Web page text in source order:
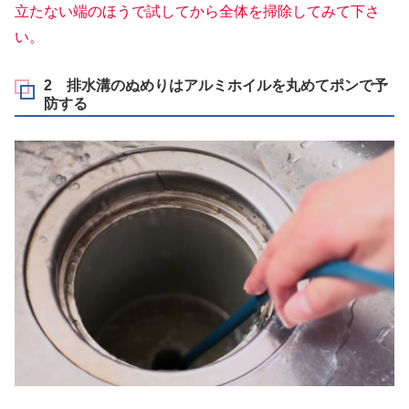
立たない端のほうで試してから全体を掃除してみて下さ
い。
2 排水溝のぬめりはアルミホイルを丸めてポンで予
防する